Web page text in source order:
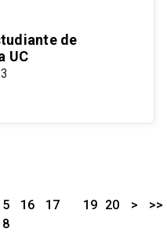
de
UC
16
17
19 20 > >>